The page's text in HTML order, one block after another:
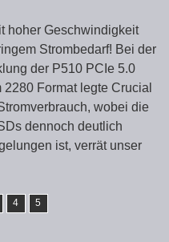
hoher Geschwindigkeit
Strombedarf! Bei der
der P510 PCIe 5.0
2280 Format legte Crucial
wobei die
dennoch deutlich
ist, verrät unser
4 5